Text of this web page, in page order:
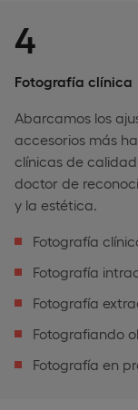
4
Fotografía clínica
Abarcamos los
accesorios más
clínicas de
doctor de
y la estética.
Fotografía
Fotografía
Fotografía
Fotografiando
Fotografía en